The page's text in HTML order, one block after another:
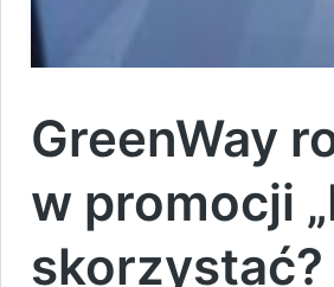
GreenWay
w promocji
skorzystać?